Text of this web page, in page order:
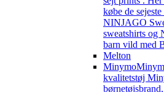
købe de
NINJAGO
sweatshirts og
barn vild med
Melton
Minymo
kvalitetstøj